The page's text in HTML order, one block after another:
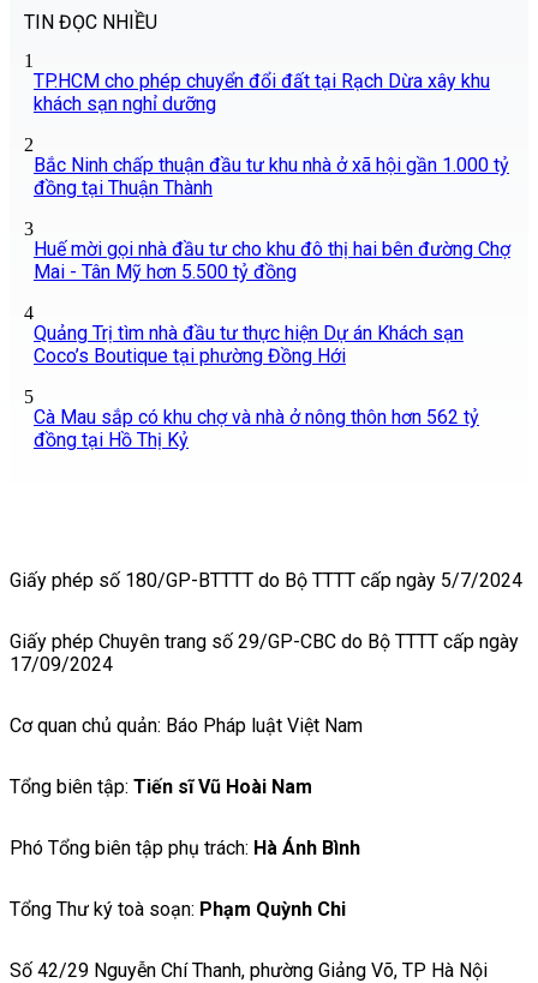
TIN ĐỌC NHIỀU
1
TP.HCM cho phép chuyển đổi đất tại Rạch Dừa xây khu
khách sạn nghỉ dưỡng
2
Bắc Ninh chấp thuận đầu tư khu nhà ở xã hội gần 1.000 tỷ
đồng tại Thuận Thành
3
Huế mời gọi nhà đầu tư cho khu đô thị hai bên đường Chợ
Mai - Tân Mỹ hơn 5.500 tỷ đồng
4
Quảng Trị tìm nhà đầu tư thực hiện Dự án Khách sạn
Coco’s Boutique tại phường Đồng Hới
5
Cà Mau sắp có khu chợ và nhà ở nông thôn hơn 562 tỷ
đồng tại Hồ Thị Kỷ
Giấy phép số 180/GP-BTTTT do Bộ TTTT cấp ngày 5/7/2024
Giấy phép Chuyên trang số 29/GP-CBC do Bộ TTTT cấp ngày
17/09/2024
Cơ quan chủ quản: Báo Pháp luật Việt Nam
Tổng biên tập: Tiến sĩ Vũ Hoài Nam
Phó Tổng biên tập phụ trách: Hà Ánh Bình
Tổng Thư ký toà soạn: Phạm Quỳnh Chi
Số 42/29 Nguyễn Chí Thanh, phường Giảng Võ, TP Hà Nội